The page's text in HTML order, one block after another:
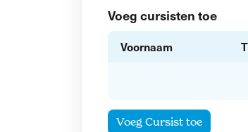
Voeg cursisten toe
Voornaam
Voeg Cursist toe